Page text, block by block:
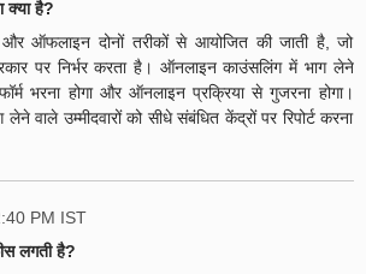
क्या है?
ऑफलाइन दोनों तरीकों से आयोजित की जाती है, जो
पर निर्भर करता है। ऑनलाइन काउंसलिंग में भाग लेने
भरना होगा और ऑनलाइन प्रक्रिया से गुजरना होगा।
वाले उम्मीदवारों को सीधे संबंधित केंद्रों पर रिपोर्ट करना
PM IST
लगती है?